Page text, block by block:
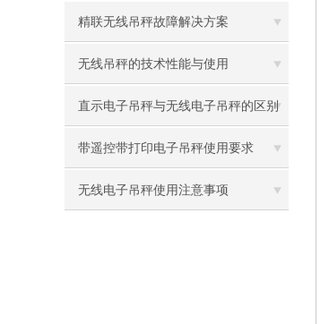
精联无线吊秤故障解决方案
无线吊秤的技术性能与使用
直示电子吊秤与无线电子吊秤的区别
在那里
带遥控带打印电子吊秤使用要求
无线电子吊秤使用注意事项